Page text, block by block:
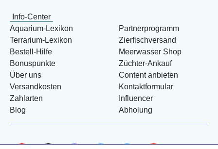
Info-Center
Aquarium-Lexikon
Terrarium-Lexikon
Bestell-Hilfe
Bonuspunkte
Über uns
Versandkosten
Zahlarten
Blog
Partnerprogramm
Zierfischversand
Meerwasser Shop
Züchter-Ankauf
Content anbieten
Kontaktformular
Influencer
Abholung